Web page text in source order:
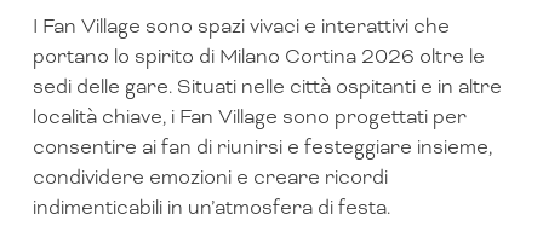
I Fan Village sono spazi vivaci e interattivi che
portano lo spirito di Milano Cortina 2026 oltre le
sedi delle gare. Situati nelle città ospitanti e in altre
località chiave, i Fan Village sono progettati per
consentire ai fan di riunirsi e festeggiare insieme,
condividere emozioni e creare ricordi
indimenticabili in un’atmosfera di festa.